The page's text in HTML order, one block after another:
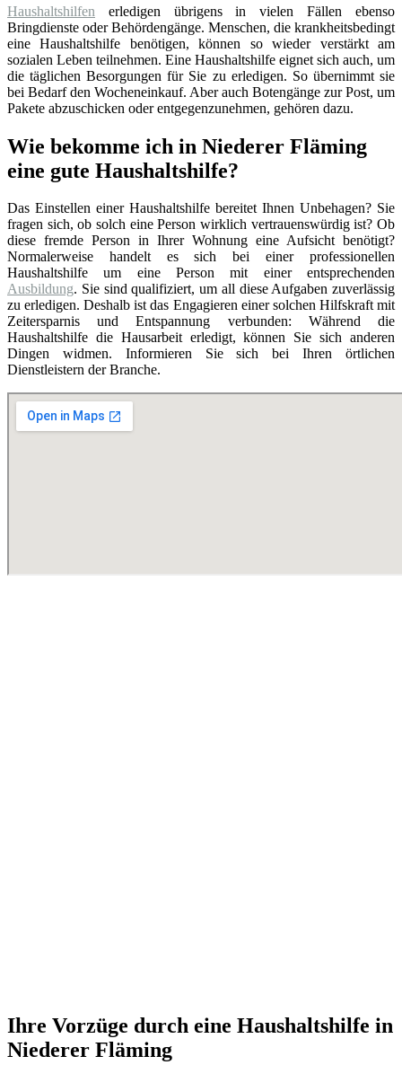
Haushaltshilfen erledigen übrigens in vielen Fällen ebenso
Bringdienste oder Behördengänge. Menschen, die krankheitsbedingt
eine Haushaltshilfe benötigen, können so wieder verstärkt am
sozialen Leben teilnehmen. Eine Haushaltshilfe eignet sich auch, um
die täglichen Besorgungen für Sie zu erledigen. So übernimmt sie
bei Bedarf den Wocheneinkauf. Aber auch Botengänge zur Post, um
Pakete abzuschicken oder entgegenzunehmen, gehören dazu.
Wie bekomme ich in Niederer Fläming
eine gute Haushaltshilfe?
Das Einstellen einer Haushaltshilfe bereitet Ihnen Unbehagen? Sie
fragen sich, ob solch eine Person wirklich vertrauenswürdig ist? Ob
diese fremde Person in Ihrer Wohnung eine Aufsicht benötigt?
Normalerweise handelt es sich bei einer professionellen
Haushaltshilfe um eine Person mit einer entsprechenden
Ausbildung. Sie sind qualifiziert, um all diese Aufgaben zuverlässig
zu erledigen. Deshalb ist das Engagieren einer solchen Hilfskraft mit
Zeitersparnis und Entspannung verbunden: Während die
Haushaltshilfe die Hausarbeit erledigt, können Sie sich anderen
Dingen widmen. Informieren Sie sich bei Ihren örtlichen
Dienstleistern der Branche.
Ihre Vorzüge durch eine Haushaltshilfe in
Niederer Fläming